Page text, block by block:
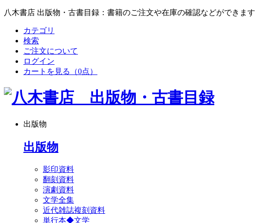
八木書店 出版物・古書目録：書籍のご注文や在庫の確認などができます
カテゴリ
検索
ご注文について
ログイン
カートを見る
（0点）
出版物
出版物
影印資料
翻刻資料
演劇資料
文学全集
近代雑誌複刻資料
単行本◆文学